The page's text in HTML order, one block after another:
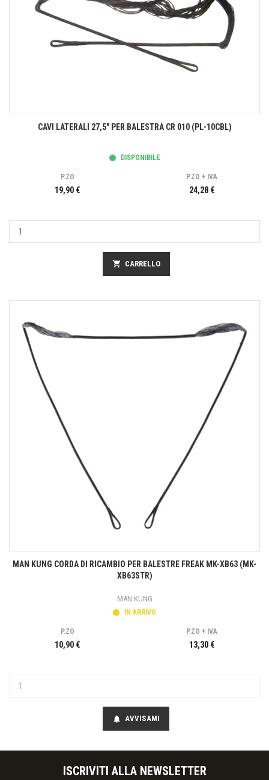
CAVI LATERALI 27,5" PER BALESTRA CR 010 (PL-10CBL)
DISPONIBILE
P.ZO
19,90 €
P.ZO + IVA
24,28 €
shopping_cart CARRELLO
MAN KUNG CORDA DI RICAMBIO PER BALESTRE FREAK MK-XB63 (MK-
XB63STR)
MAN KUNG
IN ARRIVO
P.ZO
10,90 €
P.ZO + IVA
13,30 €
notifications AVVISAMI
ISCRIVITI ALLA NEWSLETTER